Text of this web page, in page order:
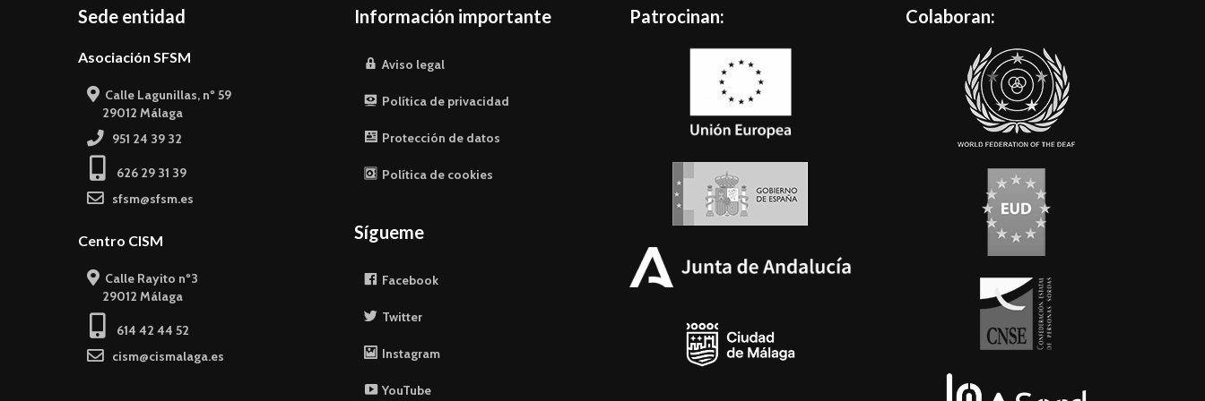
Sede entidad
Asociación SFSM
Calle Lagunillas, nº 59
29012 Málaga
951 24 39 32
626 29 31 39
sfsm@sfsm.es
Centro CISM
Calle Rayito nº3
29012 Málaga
614 42 44 52
cism@cismalaga.es
Información importante
Aviso legal
Política de privacidad
Protección de datos
Política de cookies
Sígueme
Facebook
Twitter
Instagram
YouTube
Patrocinan: Colaboran: